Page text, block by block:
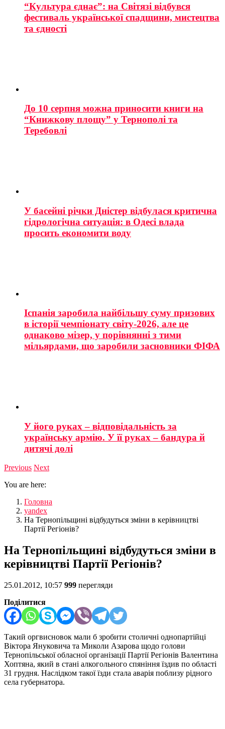
“Культура єднає”: на Світязі відбувся
фестиваль української спадщини, мистецтва
та єдності
До 10 серпня можна приносити книги на
“Книжкову площу” у Тернополі та
Теребовлі
У басейні річки Дністер відбулася критична
гідрологічна ситуація: в Одесі влада
просить економити воду
Іспанія заробила найбільшу суму призових
в історії чемпіонату світу-2026, але це
однаково мізер, у порівнянні з тими
мільярдами, що заробили засновники ФІФА
У його руках – відповідальність за
українську армію. У її руках – бандура й
дитячі долі
Previous Next
You are here:
Головна
yandex
На Тернопільщині відбудуться зміни в керівництві
Партії Регіонів?
На Тернопільщині відбудуться зміни в
керівництві Партії Регіонів?
25.01.2012, 10:57 999 перегляди
Поділитися
Такий оргвисновок мали б зробити столичні однопартійці
Віктора Януковича та Миколи Азарова щодо голови
Тернопільської обласної організації Партії Регіонів Валентина
Хоптяна, який в стані алкогольного спяніння їздив по області
31 грудня. Наслідком такої їзди стала аварія поблизу рідного
села губернатора.